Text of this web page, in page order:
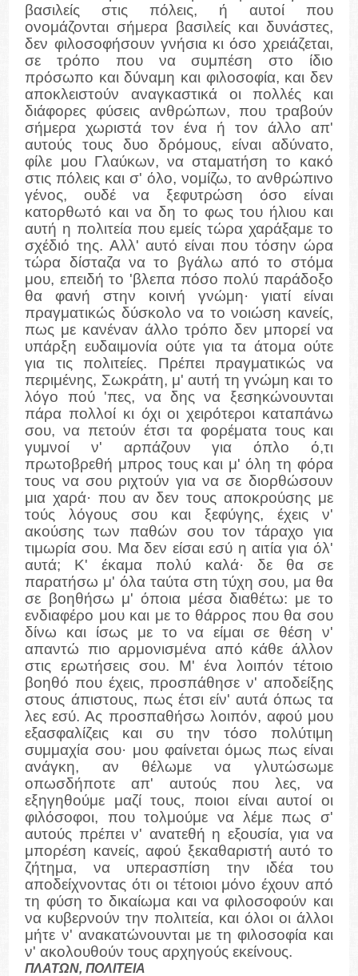
βασιλείς στις πόλεις, ή αυτοί που
ονομάζονται σήμερα βασιλείς και δυνάστες,
δεν φιλοσοφήσουν γνήσια κι όσο χρειάζεται,
σε τρόπο που να συμπέση στο ίδιο
πρόσωπο και δύναμη και φιλοσοφία, και δεν
αποκλειστούν αναγκαστικά οι πολλές και
διάφορες φύσεις ανθρώπων, που τραβούν
σήμερα χωριστά τον ένα ή τον άλλο απ'
αυτούς τους δυο δρόμους, είναι αδύνατο,
φίλε μου Γλαύκων, να σταματήση το κακό
στις πόλεις και σ' όλο, νομίζω, το ανθρώπινο
γένος, ουδέ να ξεφυτρώση όσο είναι
κατορθωτό και να δη το φως του ήλιου και
αυτή η πολιτεία που εμείς τώρα χαράξαμε το
σχέδιό της. Αλλ' αυτό είναι που τόσην ώρα
τώρα δίσταζα να το βγάλω από το στόμα
μου, επειδή το 'βλεπα πόσο πολύ παράδοξο
θα φανή στην κοινή γνώμη· γιατί είναι
πραγματικώς δύσκολο να το νοιώση κανείς,
πως με κανέναν άλλο τρόπο δεν μπορεί να
υπάρξη ευδαιμονία ούτε για τα άτομα ούτε
για τις πολιτείες. Πρέπει πραγματικώς να
περιμένης, Σωκράτη, μ' αυτή τη γνώμη και το
λόγο πού 'πες, να δης να ξεσηκώνουνται
πάρα πολλοί κι όχι οι χειρότεροι καταπάνω
σου, να πετούν έτσι τα φορέματα τους και
γυμνοί ν' αρπάζουν για όπλο ό,τι
πρωτοβρεθή μπρος τους και μ' όλη τη φόρα
τους να σου ριχτούν για να σε διορθώσουν
μια χαρά· που αν δεν τους αποκρούσης με
τούς λόγους σου και ξεφύγης, έχεις ν'
ακούσης των παθών σου τον τάραχο για
τιμωρία σου. Μα δεν είσαι εσύ η αιτία για όλ'
αυτά; Κ' έκαμα πολύ καλά· δε θα σε
παρατήσω μ' όλα ταύτα στη τύχη σου, μα θα
σε βοηθήσω μ' όποια μέσα διαθέτω: με το
ενδιαφέρο μου και με το θάρρος που θα σου
δίνω και ίσως με το να είμαι σε θέση ν'
απαντώ πιο αρμονισμένα από κάθε άλλον
στις ερωτήσεις σου. Μ' ένα λοιπόν τέτοιο
βοηθό που έχεις, προσπάθησε ν' αποδείξης
στους άπιστους, πως έτσι είν' αυτά όπως τα
λες εσύ. Ας προσπαθήσω λοιπόν, αφού μου
εξασφαλίζεις και συ την τόσο πολύτιμη
συμμαχία σου· μου φαίνεται όμως πως είναι
ανάγκη, αν θέλωμε να γλυτώσωμε
οπωσδήποτε απ' αυτούς που λες, να
εξηγηθούμε μαζί τους, ποιοι είναι αυτοί οι
φιλόσοφοι, που τολμούμε να λέμε πως σ'
αυτούς πρέπει ν' ανατεθή η εξουσία, για να
μπορέση κανείς, αφού ξεκαθαριστή αυτό το
ζήτημα, να υπερασπίση την ιδέα του
αποδείχνοντας ότι οι τέτοιοι μόνο έχουν από
τη φύση το δικαίωμα και να φιλοσοφούν και
να κυβερνούν την πολιτεία, και όλοι οι άλλοι
μήτε ν' ανακατώνουνται με τη φιλοσοφία και
ν' ακολουθούν τους αρχηγούς εκείνους.
ΠΛΑΤΩΝ, ΠΟΛΙΤΕΙΑ